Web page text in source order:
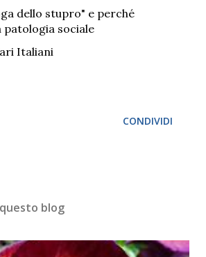
dello stupro" e perché
sociale
Italiani
CONDIVIDI
blog